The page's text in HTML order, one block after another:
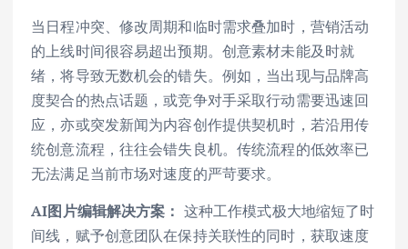
当日程冲突、修改周期和临时需求叠加时，营销活动
的上线时间很容易超出预期。创意素材未能及时就
绪，将导致无数机会的错失。例如，当出现与品牌高
度契合的热点话题，或竞争对手采取行动需要迅速回
应，亦或突发新闻为内容创作提供契机时，若沿用传
统创意流程，往往会错失良机。传统流程的低效率已
无法满足当前市场对速度的严苛要求。
AI图片编辑解决方案： 这种工作模式极大地缩短了时
间线，赋予创意团队在保持关联性的同时，获取速度